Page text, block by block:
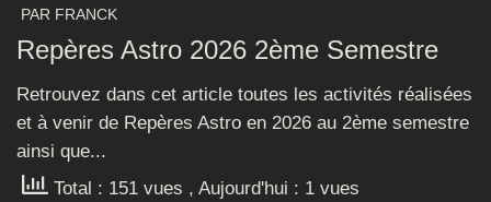
PAR FRANCK
Repères Astro 2026 2ème Semestre
Retrouvez dans cet article toutes les activités réalisées
et à venir de Repères Astro en 2026 au 2ème semestre
ainsi que...
Total : 151 vues , Aujourd'hui : 1 vues